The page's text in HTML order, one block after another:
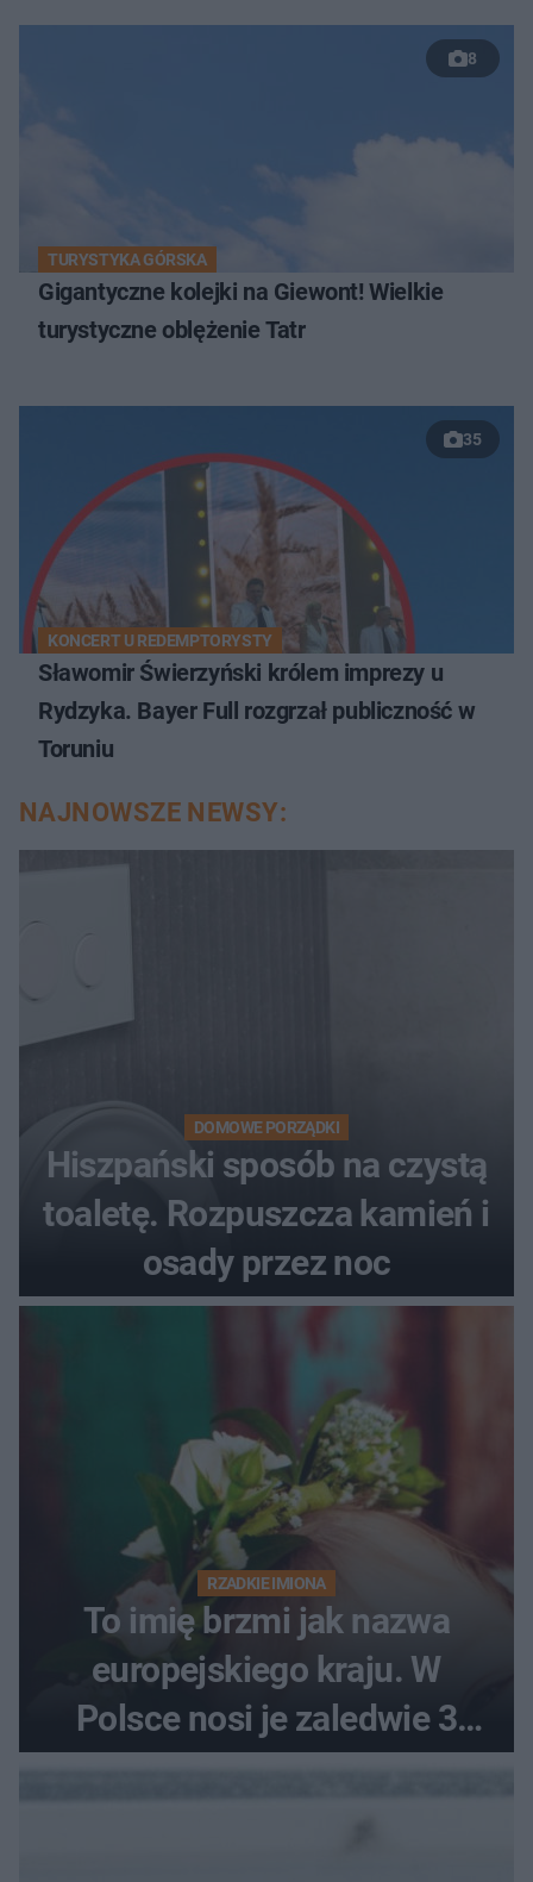
8
TURYSTYKA GÓRSKA
Gigantyczne kolejki na Giewont! Wielkie
turystyczne oblężenie Tatr
35
KONCERT U REDEMPTORYSTY
Sławomir Świerzyński królem imprezy u
Rydzyka. Bayer Full rozgrzał publiczność w
Toruniu
NAJNOWSZE NEWSY:
DOMOWE PORZĄDKI
Hiszpański sposób na czystą
toaletę. Rozpuszcza kamień i
osady przez noc
RZADKIE IMIONA
To imię brzmi jak nazwa
europejskiego kraju. W
Polsce nosi je zaledwie 3